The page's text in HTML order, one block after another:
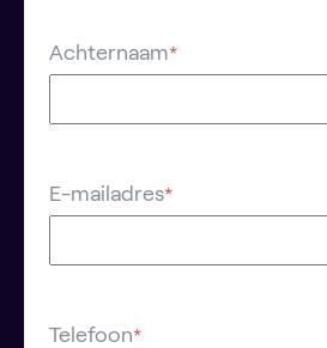
Achternaam*
E-mailadres*
Telefoon*